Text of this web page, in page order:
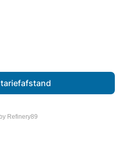
Refinery89